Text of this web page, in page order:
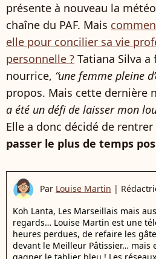
présente à nouveau la
chaîne du PAF. Mais
elle pour concilier sa vie
personnelle ? Tatiana Silva
nourrice, “une femme pleine
propos. Mais cette dernière
a été un défi de laisser mon
Elle a donc décidé de
passer le plus de temps
Par Louise Martin |
Koh Lanta, Les Marseillais mais
regards… Louise Martin est une
heures perdues, de refaire les
devant le Meilleur Pâtissier… mais